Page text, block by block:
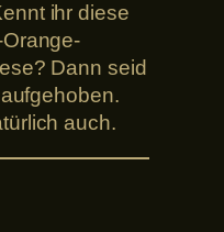
ihr diese
Dann seid
auch.